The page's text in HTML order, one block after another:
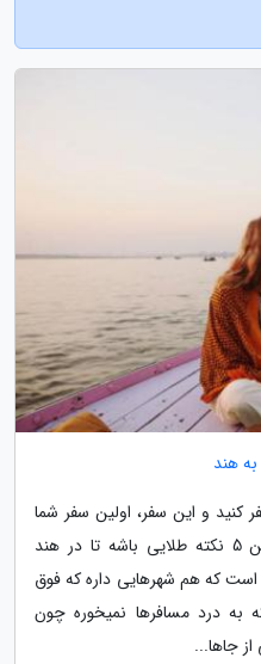
کنید و این سفر، اولین سفر شما
به هند است بهتره حواستون به این 5 نکته طلایی باشه تا در هند
که هم شهرهایی داره که فوق
به درد مسافرها نمیخوره چون
جاها...